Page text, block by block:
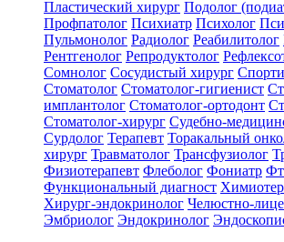
Пластический хирург Подолог
Профпатолог Психиатр Психолог
Пульмонолог Радиолог Реабилитолог
Рентгенолог Репродуктолог
Сомнолог Сосудистый хирург
Стоматолог Стоматолог-гигиенист
имплантолог Стоматолог-ортодонт
Стоматолог-хирург Судебно-
Сурдолог Терапевт Торакальный
хирург Травматолог Трансфузиолог
Физиотерапевт Флеболог Фониатр
Функциональный диагност
Хирург-эндокринолог Челюстно-
Эмбриолог Эндокринолог